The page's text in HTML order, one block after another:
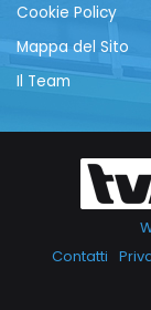
Cookie Policy
Mappa del Sito
Il Team
Contatti